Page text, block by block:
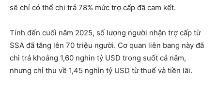
sẽ chỉ có thể chi trả 78% mức trợ cấp đã cam kết.
Tính đến cuối năm 2025, số lượng người nhận trợ cấp từ
SSA đã tăng lên 70 triệu người. Cơ quan liên bang này đã
chi trả khoảng 1,60 nghìn tỷ USD trong suốt cả năm,
nhưng chỉ thu về 1,45 nghìn tỷ USD từ thuế và tiền lãi.